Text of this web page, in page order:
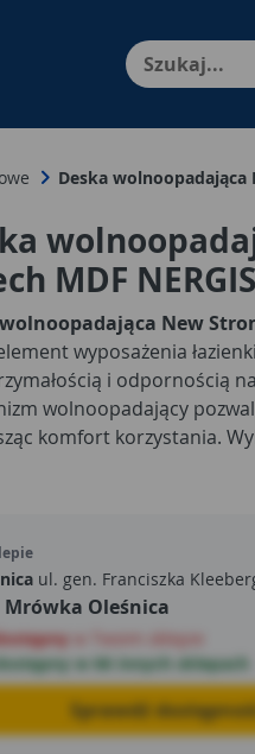
nawigacja: Enter
Deska wolnoopadająca
MDF NERGIS
New
wyposażenia
i odpornością
wolnoopadający
komfort korzystania.
stylowy wygląd,
użytkowaniu.
ul. gen. Franciszka
Mrówka Oleśnica
w Twoim sklepie
w 66 innych sklepach
Sprawdź